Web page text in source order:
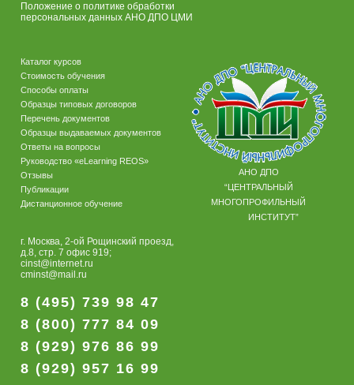
Положение о политике обработки
персональных данных АНО ДПО ЦМИ
Каталог курсов
Стоимость обучения
Способы оплаты
Образцы типовых договоров
Перечень документов
Образцы выдаваемых документов
Ответы на вопросы
Руководство «eLearning REOS»
Отзывы
Публикации
Дистанционное обучение
г. Москва, 2-ой Рощинский проезд,
д.8, стр. 7 офис 919;
cinst@internet.ru
cminst@mail.ru
8 (495) 739 98 47
8 (800) 777 84 09
8 (929) 976 86 99
8 (929) 957 16 99
АНО ДПО
“ЦЕНТРАЛЬНЫЙ
МНОГОПРОФИЛЬНЫЙ
ИНСТИТУТ”